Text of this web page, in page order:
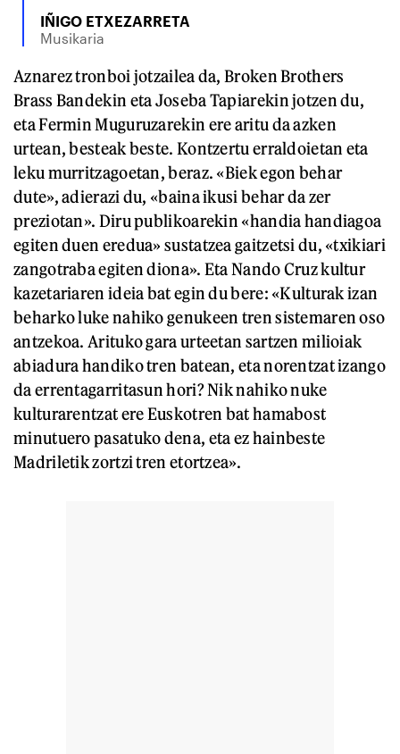
IÑIGO ETXEZARRETA
Musikaria
Aznarez tronboi jotzailea da, Broken Brothers
Brass Bandekin eta Joseba Tapiarekin jotzen du,
eta Fermin Muguruzarekin ere aritu da azken
urtean, besteak beste. Kontzertu erraldoietan eta
leku murritzagoetan, beraz. «Biek egon behar
dute», adierazi du, «baina ikusi behar da zer
preziotan». Diru publikoarekin «handia handiagoa
egiten duen eredua» sustatzea gaitzetsi du, «txikiari
zangotraba egiten diona». Eta Nando Cruz kultur
kazetariaren ideia bat egin du bere: «Kulturak izan
beharko luke nahiko genukeen tren sistemaren oso
antzekoa. Arituko gara urteetan sartzen milioiak
abiadura handiko tren batean, eta norentzat izango
da errentagarritasun hori? Nik nahiko nuke
kulturarentzat ere Euskotren bat hamabost
minutuero pasatuko dena, eta ez hainbeste
Madriletik zortzi tren etortzea».